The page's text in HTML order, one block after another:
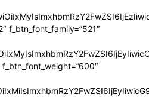
f_btn_font_family=”521″
f_btn_font_weight=”600″